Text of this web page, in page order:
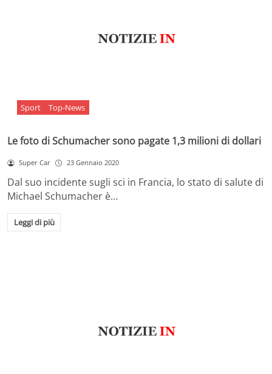
Sport Top-News
Le foto di Schumacher sono pagate 1,3 milioni di dollari
Super Car 23 Gennaio 2020
Dal suo incidente sugli sci in Francia, lo stato di salute di
Michael Schumacher è…
Leggi di più